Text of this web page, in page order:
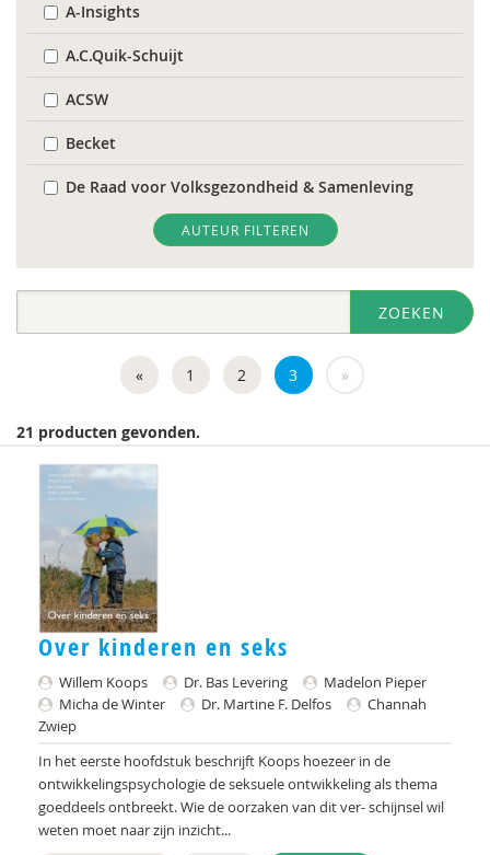
A-Insights
A.C.Quik-Schuijt
ACSW
Becket
De Raad voor Volksgezondheid & Samenleving
diversen
Evelyne Offerman
Inspectie van het Onderwijs
J.Zevalkink
Judith Conijn
KBA Nijmegen
KNMG
M.D
Marga
Mariëlle Bruning
Marije L. Verhage
AUTEUR FILTEREN
ZOEKEN
« 1 2 3 »
21 producten gevonden.
Over kinderen en seks
Willem Koops Dr. Bas Levering
Madelon Pieper
Micha de Winter
Dr. Martine F. Delfos
Channah
Zwiep
In het eerste hoofdstuk beschrijft Koops hoezeer in de
ontwikkelingspsychologie de seksuele ontwikkeling als thema
goeddeels ontbreekt. Wie de oorzaken van dit ver- schijnsel wil
weten moet naar zijn inzicht...